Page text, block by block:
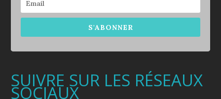
S'ABONNER
SUIVRE SUR LES RÉSEAUX
SOCIAUX